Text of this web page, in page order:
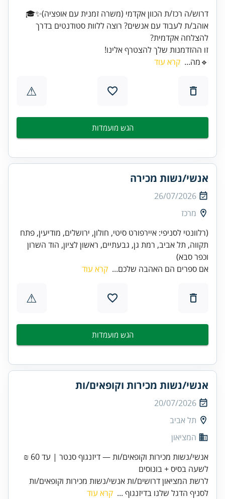
אוהב/ת לעבוד עם אנשים? רוצה ללוות סטודנטים בדרך
זו ההזדמנות שלך להצטרף אלינו!
🔹מה... קרא עוד
⚠
הגש מועמדות
אנשי/נשות מכירה
26/07/2026
מרכז
(רלוונטי לסניפי: איירפורט סיטי, חולון, ירושלים, מודיעין, פתח
תקווה, תל אביב, רמת גן, גבעתיים, ראשון לציון, הוד השרון
וכפר סבא)
אם ספרים הם האהבה שלכם... קרא עוד
⚠
הגש מועמדות
אנשי/נשות מכירות וקופאים/ות
20/07/2026
תל אביב
המציאון
אנשי/נשות מכירות וקופאים/ות — דיזנגוף סנטר | עד 60 ₪
לשעה בסיס + בונוסים
לרשת המציאון דרושים/ות אנשי/נשות מכירות וקופאים/ות
לסניף הדגל שלנו בדיזנגוף ... קרא עוד